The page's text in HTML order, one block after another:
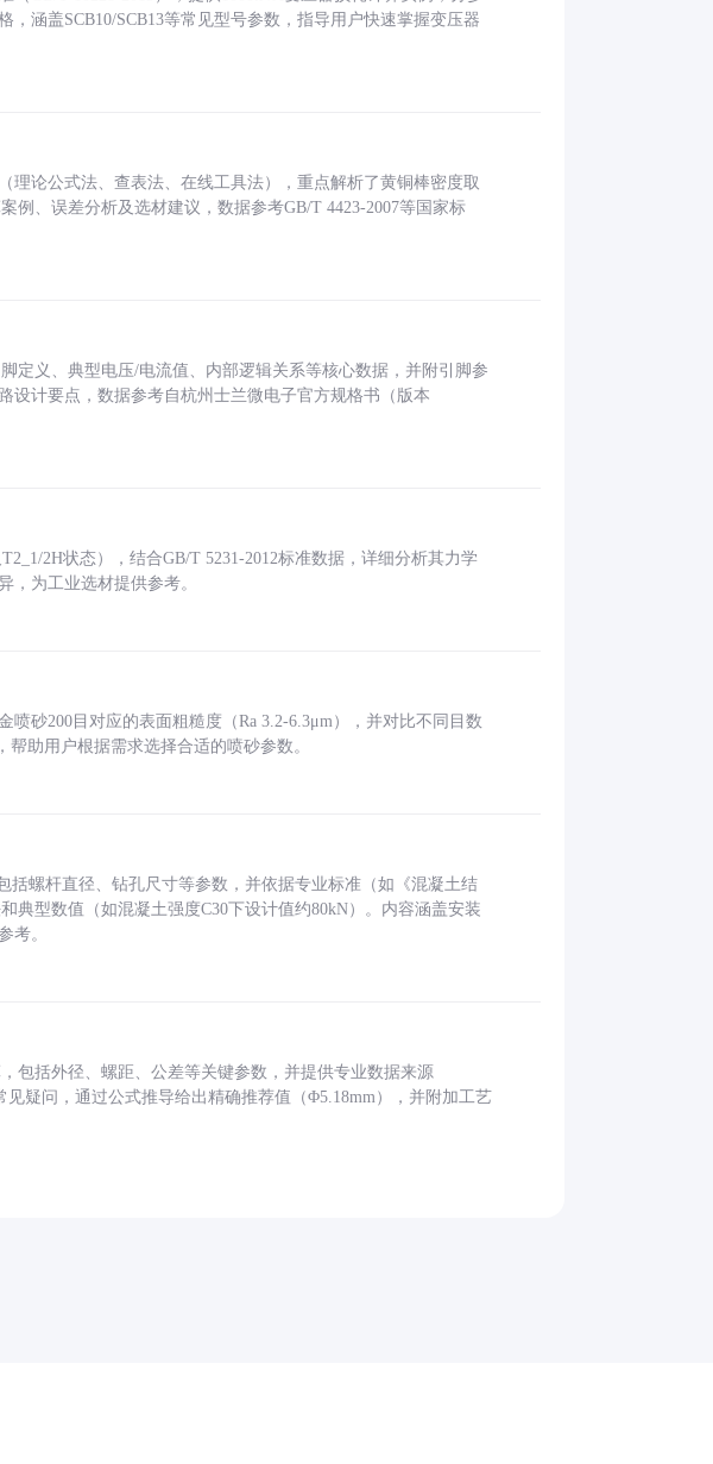
涵盖SCB10/SCB13等常见型号参数，指导用户快速掌握变压器
理论公式法、查表法、在线工具法），重点解析了黄铜棒密度取
例、误差分析及选材建议，数据参考GB/T 4423-2007等国家标
定义、典型电压/电流值、内部逻辑关系等核心数据，并附引脚参
设计要点，数据参考自杭州士兰微电子官方规格书（版本
2H状态），结合GB/T 5231-2012标准数据，详细分析其力学
，为工业选材提供参考。
砂200目对应的表面粗糙度（Ra 3.2-6.3μm），并对比不同目数
助用户根据需求选择合适的喷砂参数。
螺杆直径、钻孔尺寸等参数，并依据专业标准（如《混凝土结
典型数值（如混凝土强度C30下设计值约80kN）。内容涵盖安装
考。
包括外径、螺距、公差等关键参数，并提供专业数据来源
见疑问，通过公式推导给出精确推荐值（Φ5.18mm），并附加工艺